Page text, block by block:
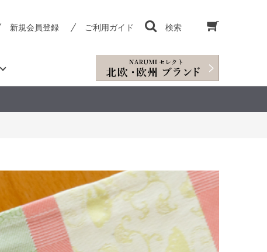
新規会員登録 ご利用ガイド 検索